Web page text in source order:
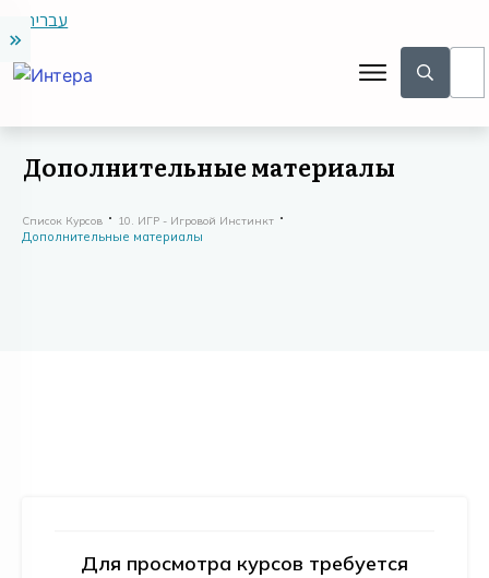
עברית
Дополнительные материалы
Список Курсов 10. ИГР - Игровой Инстинкт
Дополнительные материалы
Для просмотра курсов требуется